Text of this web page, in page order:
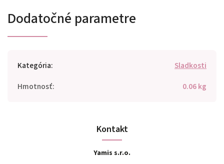
Dodatočné parametre
Kategória:
Sladkosti
Hmotnosť: 0.06 kg
Kontakt
Yamis s.r.o.